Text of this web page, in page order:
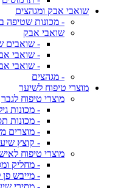
שואבי אבק ומגהצים
- מכונות שטיפה
שואבי אבק
- שואבים
- שואבי
- שואבי
- מגהצים
מוצרי טיפוח לשיער
מוצרי טיפוח לגבר
- מכונות
- מכונות
- מוצרים
- קוצץ
מוצרי טיפוח
- מחליק
- מייבש